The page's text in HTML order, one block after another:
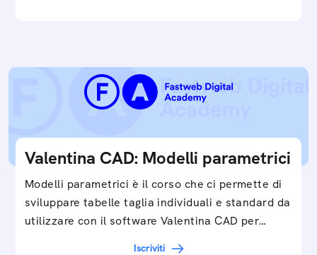
Valentina CAD: Modelli parametrici
Modelli parametrici è il corso che ci permette di
sviluppare tabelle taglia individuali e standard da
utilizzare con il software Valentina CAD per…
Iscriviti